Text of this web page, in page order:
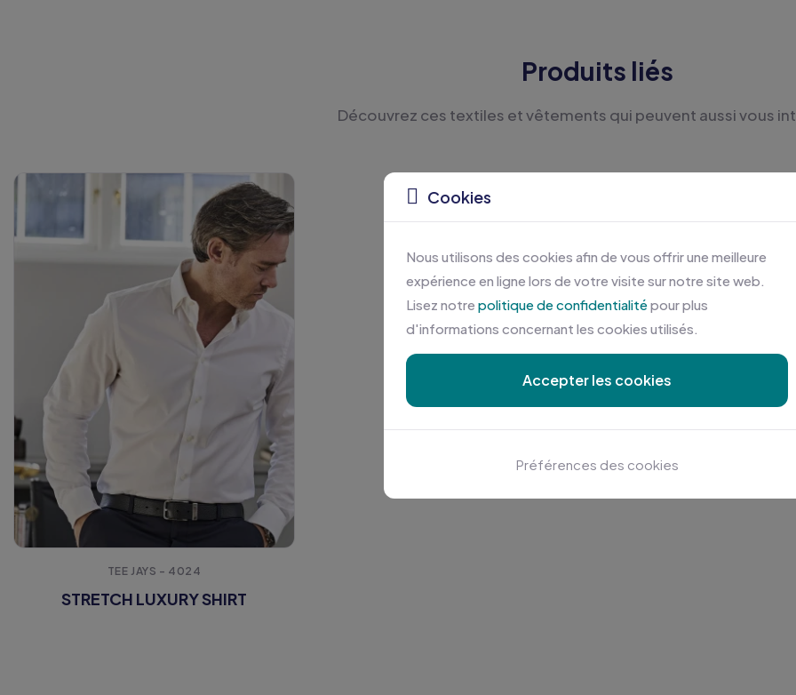
Produits liés
Découvrez ces textiles et vêtements qui peuvent aussi vous
TEE JAYS - 4024
STRETCH LUXURY SHIRT
Cookies
Nous utilisons des cookies afin de vous offrir une meilleure
expérience en ligne lors de votre visite sur notre site web.
Lisez notre politique de confidentialitépour plus
d'informations concernant les cookies utilisés.
Accepter les cookies
Préférences des cookies